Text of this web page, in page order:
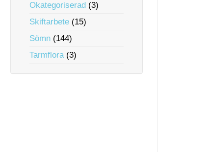
Okategoriserad (3)
Skiftarbete (15)
Sömn (144)
Tarmflora(3)